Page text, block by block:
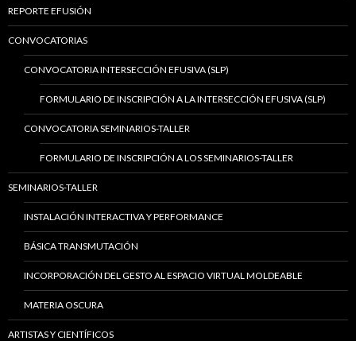
REPORTE EFUSIÓN
CONVOCATORIAS
CONVOCATORIA INTERSECCIÓN EFUSIVA (SLP)
FORMULARIO DE INSCRIPCIÓN A LA INTERSECCIÓN EFUSIVA (SLP)
CONVOCATORIA SEMINARIOS-TALLER
FORMULARIO DE INSCRIPCIÓN A LOS SEMINARIOS-TALLER
SEMINARIOS-TALLER
INSTALACIÓN INTERACTIVA Y PERFORMANCE
BÁSICA TRANSMUTACIÓN
INCORPORACIÓN DEL GESTO AL ESPACIO VIRTUAL MOLDEABLE
MATERIA OSCURA
ARTISTAS Y CIENTÍFICOS